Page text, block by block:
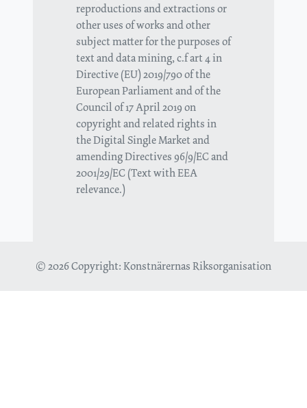
reproductions and extractions or
other uses of works and other
subject matter for the purposes of
text and data mining, c.f art 4 in
Directive (EU) 2019/790 of the
European Parliament and of the
Council of 17 April 2019 on
copyright and related rights in
the Digital Single Market and
amending Directives 96/9/EC and
2001/29/EC (Text with EEA
relevance.)
© 2026 Copyright:Konstnärernas Riksorganisation